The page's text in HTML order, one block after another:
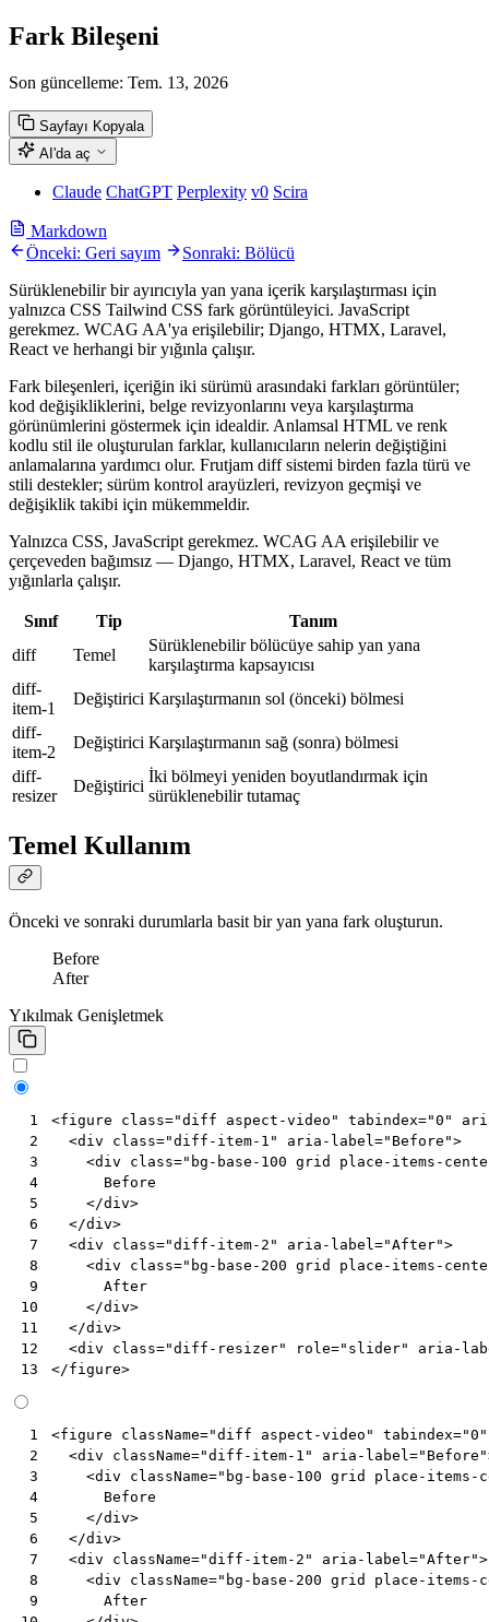
Fark Bileşeni
Son güncelleme: Tem. 13, 2026
Sayfayı Kopyala
AI'da aç
Claude ChatGPT Perplexity v0 Scira
Markdown
Önceki: Geri sayım
Sonraki: Bölücü
Sürüklenebilir bir ayırıcıyla yan yana içerik karşılaştırması için
yalnızca CSS Tailwind CSS fark görüntüleyici. JavaScript
gerekmez. WCAG AA'ya erişilebilir; Django, HTMX, Laravel,
React ve herhangi bir yığınla çalışır.
Fark bileşenleri, içeriğin iki sürümü arasındaki farkları görüntüler;
kod değişikliklerini, belge revizyonlarını veya karşılaştırma
görünümlerini göstermek için idealdir. Anlamsal HTML ve renk
kodlu stil ile oluşturulan farklar, kullanıcıların nelerin değiştiğini
anlamalarına yardımcı olur. Frutjam diff sistemi birden fazla türü ve
stili destekler; sürüm kontrol arayüzleri, revizyon geçmişi ve
değişiklik takibi için mükemmeldir.
Yalnızca CSS, JavaScript gerekmez. WCAG AA erişilebilir ve
çerçeveden bağımsız — Django, HTMX, Laravel, React ve tüm
yığınlarla çalışır.
Sınıf Tip
Tanım
diff
Temel
Sürüklenebilir bölücüye sahip yan yana
karşılaştırma kapsayıcısı
diff-
item-1
Değiştirici Karşılaştırmanın sol (önceki) bölmesi
diff-
item-2
Değiştirici Karşılaştırmanın sağ (sonra) bölmesi
diff-
resizer
Değiştirici
İki bölmeyi yeniden boyutlandırmak için
sürüklenebilir tutamaç
Temel Kullanım
Önceki ve sonraki durumlarla basit bir yan yana fark oluşturun.
Before
After
Yıkılmak Genişletmek
1
2
3
4
5
6
7
8
9
10
11
12
13
<figure class="diff aspect-video" tabindex="0"
<div class="diff-item-1" aria-label ="Before">
<div class="bg-base-100 grid place-items-
      Before
</div>
</div>
<div class="diff-item-2" aria-label ="After">
<div class="bg-base-200 grid place-items-
      After
</div>
</div>
<div class="diff-resizer" role="slider"
aria-
</figure>
1
2
3
4
5
6
7
8
9
<figure className="diff aspect-video" tabindex="0"
<div className="diff-item-1" aria-label ="Before"
<div className="bg-base-100 grid place-
Before
</div>
</div>
<div className="diff-item-2" aria-label ="After">
<div className="bg-base-200 grid place-
After